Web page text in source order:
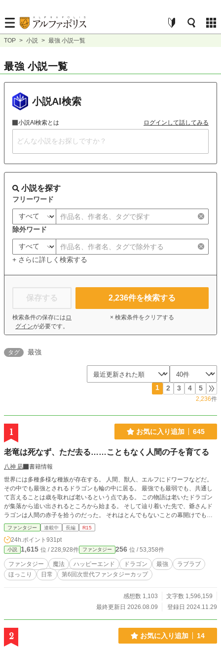
TOP > 小説 > 最強 小説一覧
最強 小説一覧
小説AI検索
小説AI検索とは ログインして話してみる
小説を探す
フリーワード
除外ワード
+ さらに詳しく検索する
保存する
検索条件の保存には ロ
グインが必要です。
2,236件を検索する
× 検索条件をクリアする
タグ 最強
1 2 3 4 5
2,236件
1 お気に入り追加 645
老竜は死なず、ただ去る……こともなく人間の子を育てる
八神 凪
書籍情報
世界には多種多様な種族が存在する。 人間、獣人、エルフにドワーフなどだ。
その中でも最強とされるドラゴンも輪の中に居る。 最強でも最弱でも、共通し
て言えることは歳を取れば老いるという点である。 この物語は老いたドラゴン
が集落から追い出されるところから始まる。 そして辿り着いた先で、爺さんド
ラゴンは人間の赤子を拾うのだった。 それはとんでもないことの幕開けでも、
あった――
ファンタジー 連載中 長編 R15
24h.ポイント 931pt
小説 1,615 位 / 228,928件 ファンタジー 256 位 / 53,358件
ファンタジー 魔法 ハッピーエンド ドラゴン 最強
ラブラブ
ほっこり
日常 第6回次世代ファンタジーカップ
感想数 1,103
文字数 1,596,159
最終更新日 2026.08.09
登録日 2024.11.29
2 お気に入り追加 14